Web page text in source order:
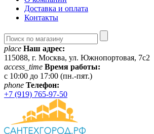
Доставка и оплата
Контакты
place Наш адрес:
115088, г. Москва, ул. Южнопортовая, 7с2
access_time Время работы:
c 10:00 до 17:00 (пн.-пят.)
phone Телефон:
+7 (919) 765-97-50